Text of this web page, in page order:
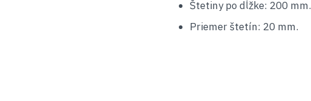
Štetiny po dĺžke: 200 mm.
Priemer štetín: 20 mm.